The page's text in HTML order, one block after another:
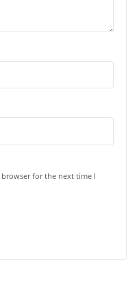
for the next time I